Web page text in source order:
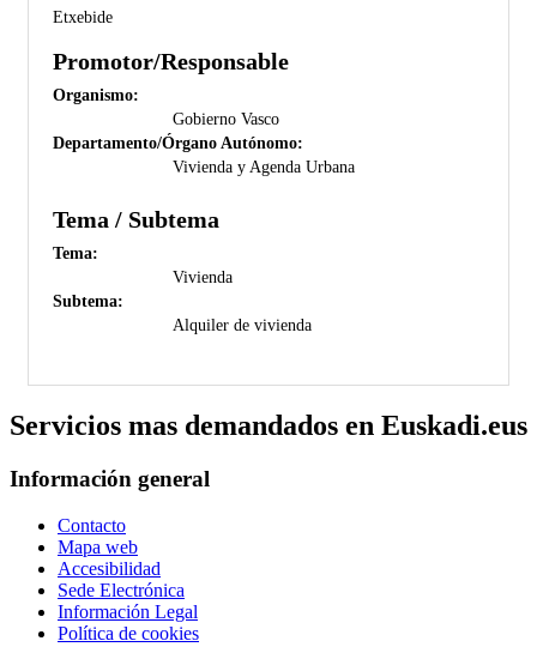
Etxebide
Promotor/Responsable
Organismo:
Gobierno Vasco
Departamento/Órgano Autónomo:
Vivienda y Agenda Urbana
Tema / Subtema
Tema:
Vivienda
Subtema:
Alquiler de vivienda
Servicios mas demandados en Euskadi.eus
Información general
Contacto
Mapa web
Accesibilidad
Sede Electrónica
Información Legal
Política de cookies